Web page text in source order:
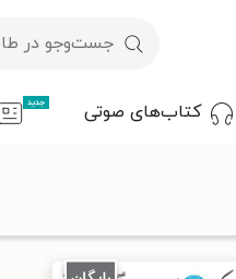
کتاب‌های صوتی جدید